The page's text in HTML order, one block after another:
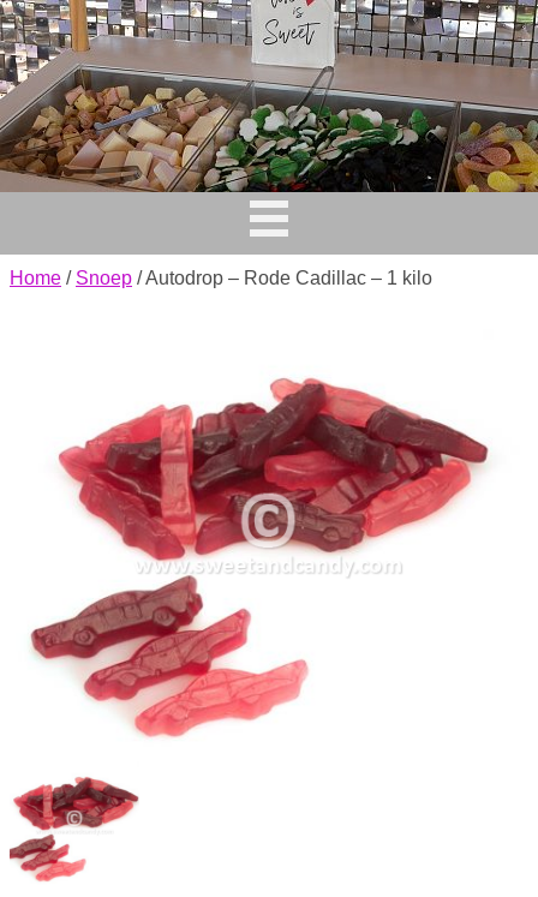
Home / Snoep / Autodrop – Rode Cadillac – 1 kilo